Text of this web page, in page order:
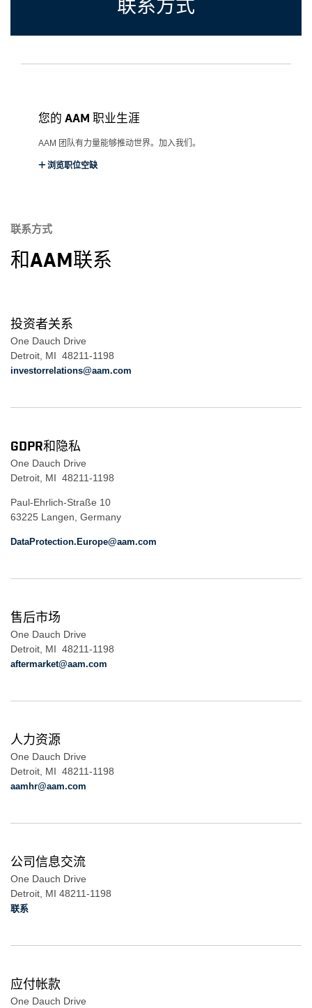
联系方式
您的 AAM 职业生涯
AAM 团队有力量能够推动世界。加入我们。
浏览职位空缺
联系方式
和AAM联系
投资者关系
One Dauch Drive
Detroit, MI 48211-1198
investorrelations@aam.com
GDPR和隐私
One Dauch Drive
Detroit, MI 48211-1198
Paul-Ehrlich-Straße 10
63225 Langen, Germany
DataProtection.Europe@aam.com
售后市场
One Dauch Drive
Detroit, MI 48211-1198
aftermarket@aam.com
人力资源
One Dauch Drive
Detroit, MI 48211-1198
aamhr@aam.com
公司信息交流
One Dauch Drive
Detroit, MI 48211-1198
联系
应付帐款
One Dauch Drive